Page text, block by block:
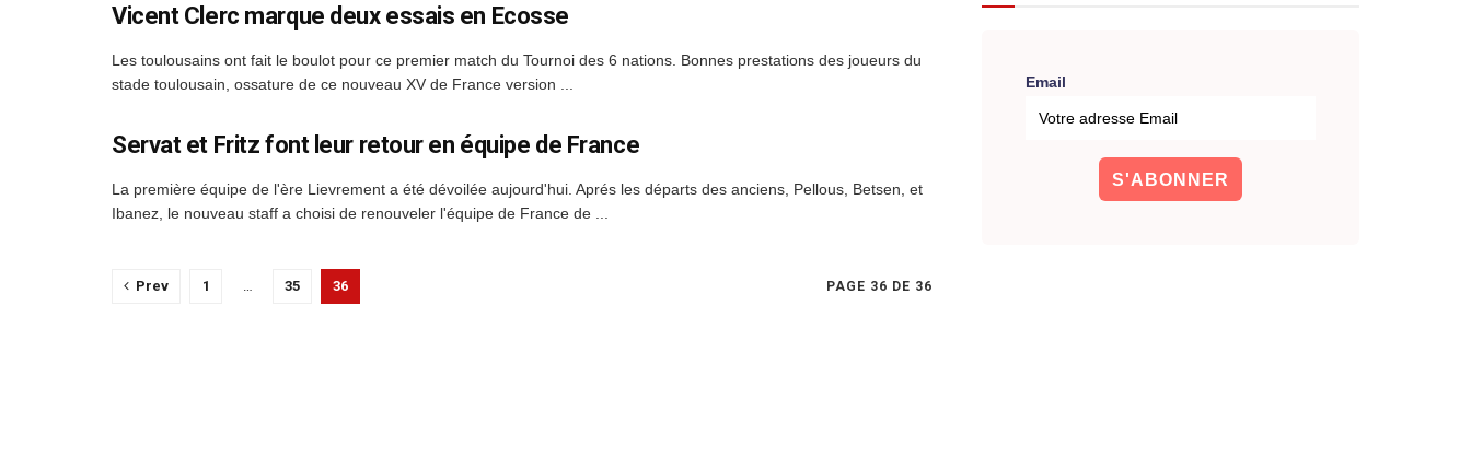
Vicent Clerc marque deux essais en Ecosse
Les toulousains ont fait le boulot pour ce premier match du Tournoi des 6 nations. Bonnes prestations des joueurs du
stade toulousain, ossature de ce nouveau XV de France version ...
Servat et Fritz font leur retour en équipe de France
La première équipe de l'ère Lievrement a été dévoilée aujourd'hui. Aprés les départs des anciens, Pellous, Betsen, et
Ibanez, le nouveau staff a choisi de renouveler l'équipe de France de ...
PAGE 36 DE 36
Prev 1 … 35 36
Email